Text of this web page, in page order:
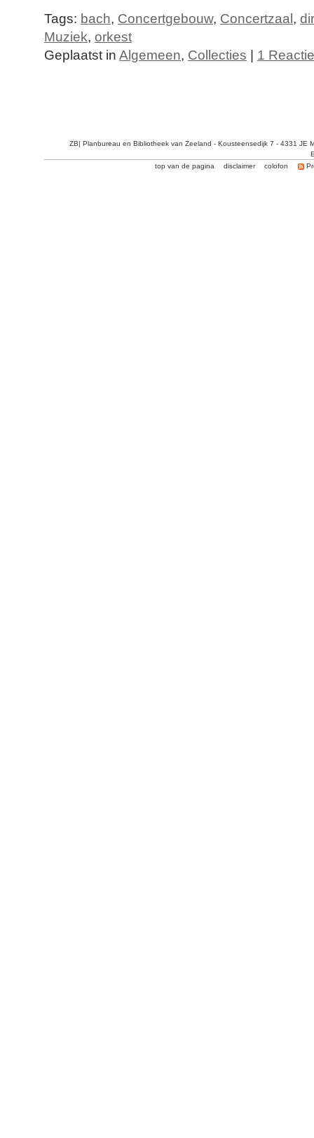
Tags: bach, Concertgebouw, Concertzaal ,
Muziek, orkest
Geplaatst in Algemeen, Collecties 1
ZB| Planbureau en Bibliotheek van Zeeland - Kousteensedijk 7 - 4331 JE
top van de pagina
disclaimer colofon